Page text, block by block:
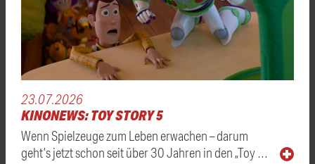
23.07.2026
KINONEWS: TOY STORY 5
Wenn Spielzeuge zum Leben erwachen – darum
geht’s jetzt schon seit über 30 Jahren in den „Toy …